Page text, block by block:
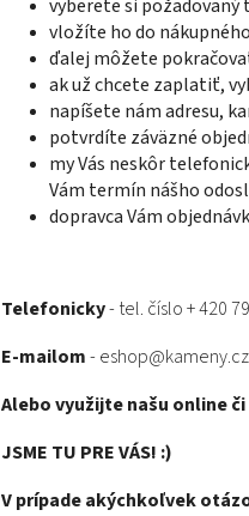
vyberete si požadovaný
vložíte ho do
ďalej môžete
ak už chcete zaplatiť,
napíšete nám adresu,
potvrdíte záväzné
my Vás neskôr
Vám termín nášho
dopravca Vám
Telefonicky- tel. číslo + 420
E-mailom- eshop@kameny.cz
Alebo využijte našu online
JSME TU PRE VÁS! :)
V prípade akýchkoľvek